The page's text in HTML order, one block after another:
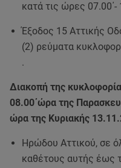
κατά τις ώρες 07.00΄-
Έξοδος 15 Αττικής
(2) ρεύματα
.
Διακοπή της
08.00΄ώρα της
ώρα της Κυριακής
Ηρώδου Αττικού, σε
καθέτους αυτής έως